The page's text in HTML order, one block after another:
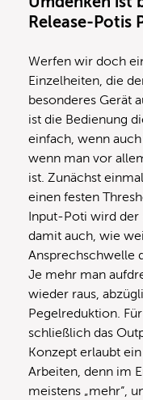
Release-Potis
Werfen wir doch
Einzelheiten, die
besonderes Gerät
ist die Bedienung
einfach, wenn
wenn man vor
ist. Zunächst
einen festen
Input-Poti wird der
damit auch, wie
Ansprechschwelle
Je mehr man
wieder raus,
Pegelreduktion.
schließlich das
Konzept erlaubt
Arbeiten, denn im
meistens „mehr“,